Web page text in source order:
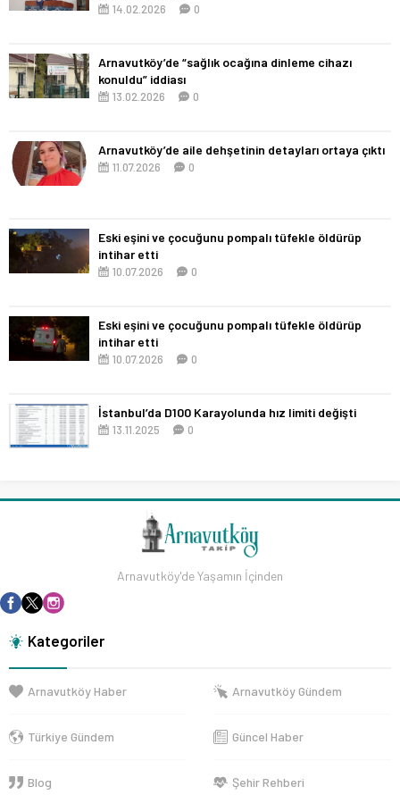
14.02.2026 0
Arnavutköy’de “sağlık ocağına dinleme cihazı
konuldu” iddiası
13.02.2026 0
Arnavutköy’de aile dehşetinin detayları ortaya çıktı
11.07.2026 0
Eski eşini ve çocuğunu pompalı tüfekle öldürüp
intihar etti
10.07.2026 0
Eski eşini ve çocuğunu pompalı tüfekle öldürüp
intihar etti
10.07.2026 0
İstanbul’da D100 Karayolunda hız limiti değişti
13.11.2025 0
Arnavutköy'de Yaşamın İçinden
Kategoriler
Arnavutköy Haber Arnavutköy Gündem
Türkiye Gündem Güncel Haber
Blog Şehir Rehberi